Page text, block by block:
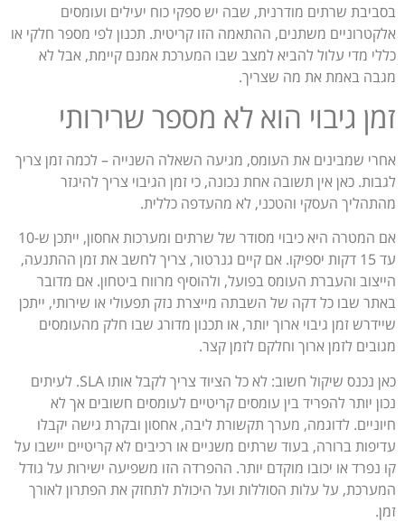
בסביבת שרתים מודרנית, שבה יש ספקי כוח יעילים ועומסים
אלקטרוניים משתנים, ההתאמה הזו קריטית. תכנון לפי מספר חלקי או
כללי מדי עלול להביא למצב שבו המערכת אמנם קיימת, אבל לא
מגבה באמת את מה שצריך.
זמן גיבוי הוא לא מספר שרירותי
אחרי שמבינים את העומס, מגיעה השאלה השנייה – לכמה זמן צריך
לגבות. כאן אין תשובה אחת נכונה, כי זמן הגיבוי צריך להיגזר
מהתהליך העסקי והטכני, לא מהעדפה כללית.
אם המטרה היא כיבוי מסודר של שרתים ומערכות אחסון, ייתכן ש-10
עד 15 דקות יספיקו. אם קיים גנרטור, צריך לחשב את זמן ההתנעה,
הייצוב והעברת העומס בפועל, ולהוסיף מרווח ביטחון. אם מדובר
באתר שבו כל דקה של השבתה מייצרת נזק תפעולי או שירותי, ייתכן
שיידרש זמן גיבוי ארוך יותר, או תכנון מדורג שבו חלק מהעומסים
מגובים לזמן ארוך וחלקם לזמן קצר.
כאן נכנס שיקול חשוב: לא כל הציוד צריך לקבל אותו SLA. לעיתים
נכון יותר להפריד בין עומסים קריטיים לעומסים חשובים אך לא
חיוניים. לדוגמה, מערך תקשורת ליבה, אחסון ובקרת גישה יקבלו
עדיפות ברורה, בעוד שרתים משניים או רכיבים לא קריטיים יישבו על
קו נפרד או יכובו מוקדם יותר. ההפרדה הזו משפיעה ישירות על גודל
המערכת, על עלות הסוללות ועל היכולת לתחזק את הפתרון לאורך
זמן.